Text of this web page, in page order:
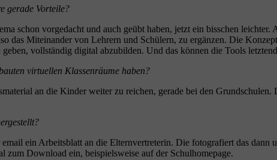
gerade Vorteile?
schon vorgedacht und auch geübt haben, jetzt ein bisschen
das Miteinander von Lehrern und Schülern, zu ergänzen. Die
vollständig digital abzubilden. Und das können die Tools
virtuellen Klassenräume haben?
an die Kinder weiter zu reichen, gerade bei den
ein Arbeitsblatt an die Elternvertreterin. Die fotografiert das
zum Download ein, beispielsweise auf der Schulhomepage.